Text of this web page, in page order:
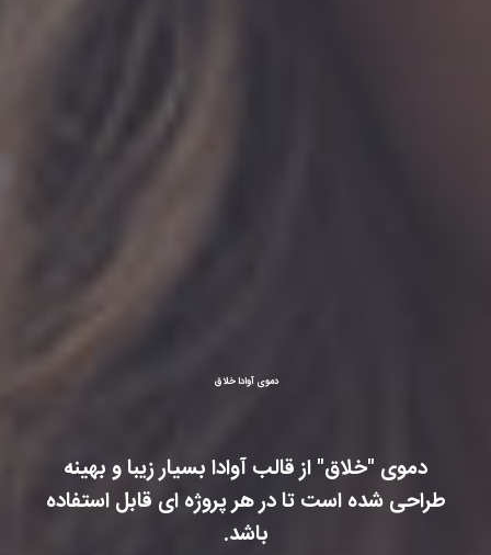
دموی آوادا خلاق
دموی "خلاق" از قالب آوادا بسیار زیبا و بهینه
طراحی شده است تا در هر پروژه ای قابل استفاده
باشد.